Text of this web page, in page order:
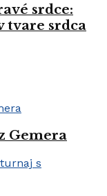
srdce:
tvare srdca
Gemera